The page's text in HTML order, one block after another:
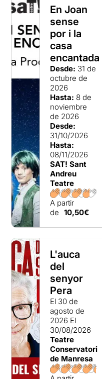
En Joan
sense
por i la
casa
encantada
Desde: 31 de
octubre de
2026
Hasta: 8 de
noviembre
de 2026
Desde:
31/10/2026
Hasta:
08/11/2026
SAT! Sant
Andreu
Teatre
A partir
de 10,50€
L'auca
del
senyor
Pera
El 30 de
agosto de
2026 El
30/08/2026
Teatre
Conservatori
de Manresa